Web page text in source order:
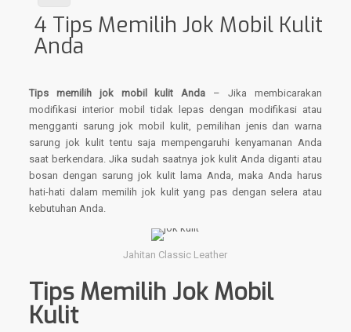
4 Tips Memilih Jok Mobil Kulit
Anda
Tips memilih jok mobil kulit Anda – Jika membicarakan
modifikasi interior mobil tidak lepas dengan modifikasi atau
mengganti sarung jok mobil kulit, pemilihan jenis dan warna
sarung jok kulit tentu saja mempengaruhi kenyamanan Anda
saat berkendara. Jika sudah saatnya jok kulit Anda diganti atau
bosan dengan sarung jok kulit lama Anda, maka Anda harus
hati-hati dalam memilih jok kulit yang pas dengan selera atau
kebutuhan Anda.
Jahitan Classic Leather
Tips Memilih Jok Mobil
Kulit